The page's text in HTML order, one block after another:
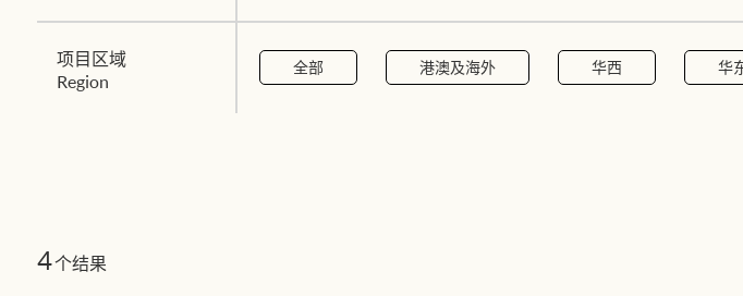
项目区域
Region
全部 港澳及海外 华西 华
4个结果